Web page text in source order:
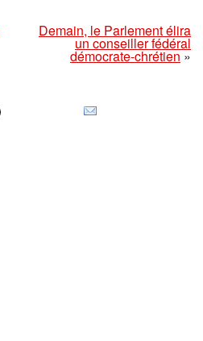
Demain, le Parlement élira
un conseiller fédéral
démocrate-chrétien»